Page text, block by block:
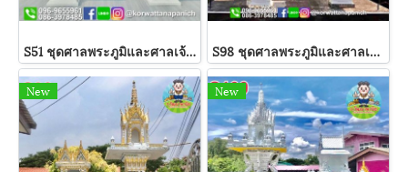
S51 ชุดศาลพระภูมิและศาลเจ้าที่ S98 ชุดศาลพระภูมิและศาลเจ้าที่
New New